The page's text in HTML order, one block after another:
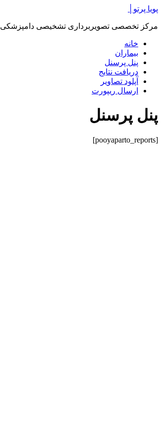
پرش
محتوا
پویا پرتو│
مرکز تخصصی تصویربرداری تشخیصی دامپزشکی
خانه
بیماران
پنل پرسنل
دریافت نتایج
آپلود تصاویر
ارسال ریپورت
پنل پرسنل
[pooyaparto_reports]